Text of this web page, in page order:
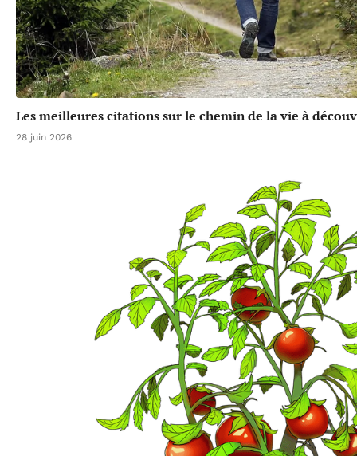
Les meilleures citations sur le chemin de la vie à
28 juin 2026